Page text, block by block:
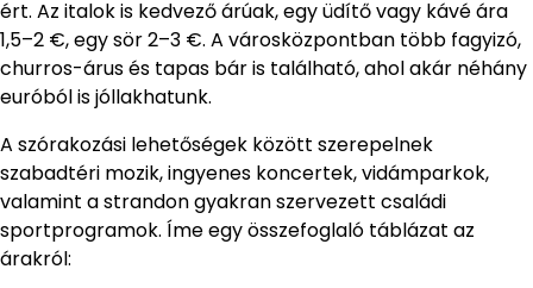
ért. Az italok is kedvező árúak, egy üdítő vagy kávé ára
1,5–2 €, egy sör 2–3 €. A városközpontban több fagyizó,
churros-árus és tapas bár is található, ahol akár néhány
euróból is jóllakhatunk.
A szórakozási lehetőségek között szerepelnek
szabadtéri mozik, ingyenes koncertek, vidámparkok,
valamint a strandon gyakran szervezett családi
sportprogramok. Íme egy összefoglaló táblázat az
árakról: